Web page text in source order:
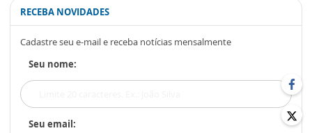
RECEBA NOVIDADES
Cadastre seu e-mail e receba notícias mensalmente
Seu nome:
Seu email: